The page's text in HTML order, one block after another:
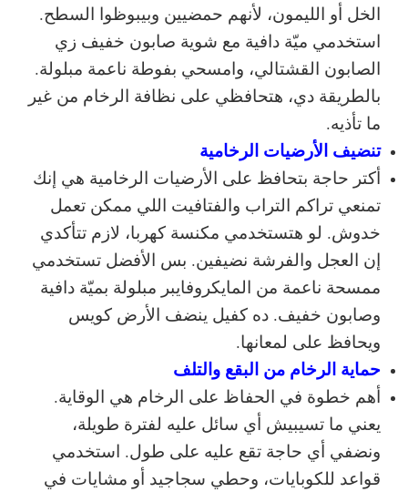
الخل أو الليمون، لأنهم حمضيين وبيبوظوا السطح.
استخدمي ميّة دافية مع شوية صابون خفيف زي
الصابون القشتالي، وامسحي بفوطة ناعمة مبلولة.
بالطريقة دي، هتحافظي على نظافة الرخام من غير
ما تأذيه.
تنضيف الأرضيات الرخامية
أكتر حاجة بتحافظ على الأرضيات الرخامية هي إنك
تمنعي تراكم التراب والفتافيت اللي ممكن تعمل
خدوش. لو هتستخدمي مكنسة كهربا، لازم تتأكدي
إن العجل والفرشة نضيفين. بس الأفضل تستخدمي
ممسحة ناعمة من المايكروفايبر مبلولة بميّة دافية
وصابون خفيف. ده كفيل ينضف الأرض كويس
ويحافظ على لمعانها.
حماية الرخام من البقع والتلف
أهم خطوة في الحفاظ على الرخام هي الوقاية.
يعني ما تسيبيش أي سائل عليه لفترة طويلة،
ونضفي أي حاجة تقع عليه على طول. استخدمي
قواعد للكوبايات، وحطي سجاجيد أو مشايات في